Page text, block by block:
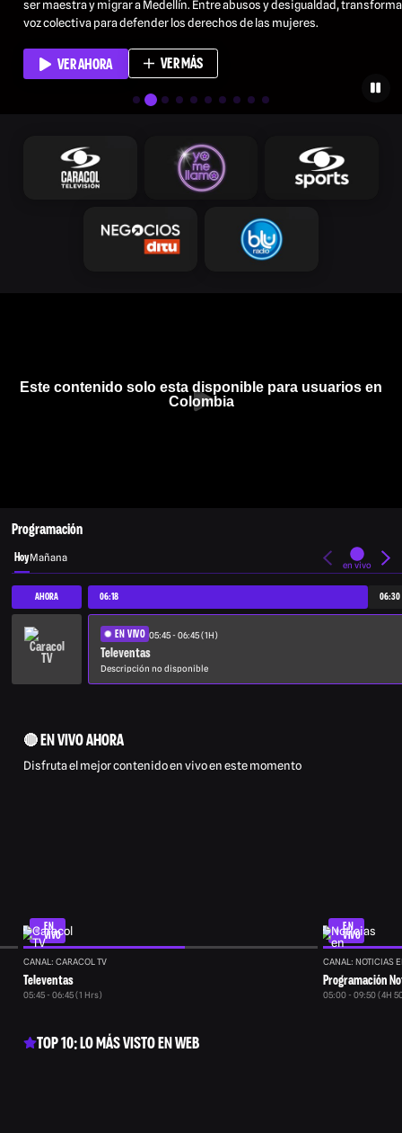
ser maestra y migrar a Medellín. Entre abusos y desigualdad,
voz colectiva para defender los derechos de las mujeres.
VER AHORA VER MÁS
Este contenido solo esta disponible para usuarios en
Colombia
Programación
HoyMañana
en vivo
AHORA 06:18 06:30
EN VIVO 05:45 - 06:45 (1H)
Televentas
Descripción no disponible
🔴 EN VIVO AHORA
Disfruta el mejor contenido en vivo en este momento
EN
VIVO
CANAL: CARACOL TV
Televentas
05:45 - 06:45 (1 Hrs)
EN
VIVO
CANAL: NOTICIAS
Programación
05:00 - 09:50 (4H
TOP 10: LO MÁS VISTO EN WEB